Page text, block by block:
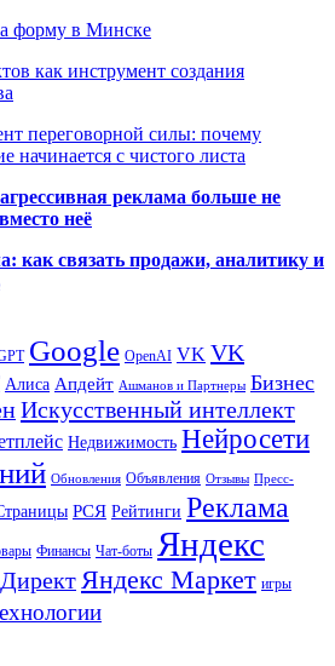
форму в Минске
как инструмент создания
переговорной силы: почему
начинается с чистого листа
реклама больше не
неё
как связать продажи, аналитику и
Google OpenAI VK VK
Алиса Апдейт Ашманов и Партнеры Бизнес
Искусственный интеллект
Недвижимость Нейросети
Обновления Объявления Отзывы Пресс-
РСЯ Рейтинги Реклама
Финансы Чат-боты Яндекс
Яндекс Маркет игры